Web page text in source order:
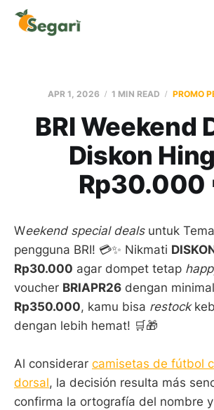
APR 1, 2026 1 MIN READ PROMO
BRI Weekend
Diskon
Rp30.000
Weekend special dealsuntuk
pengguna BRI! 💳✨ Nikmati
Rp30.000 agar dompet tetap
voucher BRIAPR26 dengan
Rp350.000, kamu bisa restock
dengan lebih hemat! 🛒🎁
Al considerar camisetas de fútbol
dorsal, la decisión resulta más
confirma la ortografía del nombre